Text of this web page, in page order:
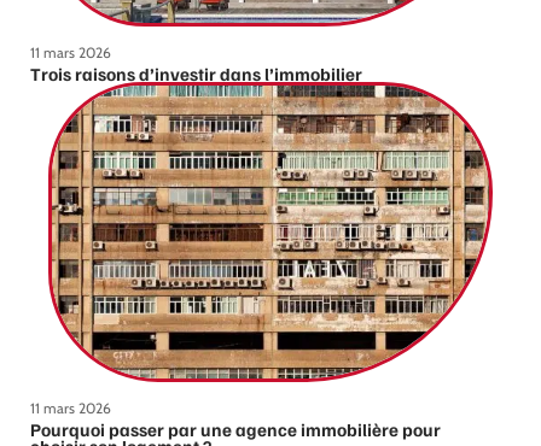
11 mars 2026
Trois raisons d’investir dans l’immobilier
11 mars 2026
Pourquoi passer par une agence immobilière pour